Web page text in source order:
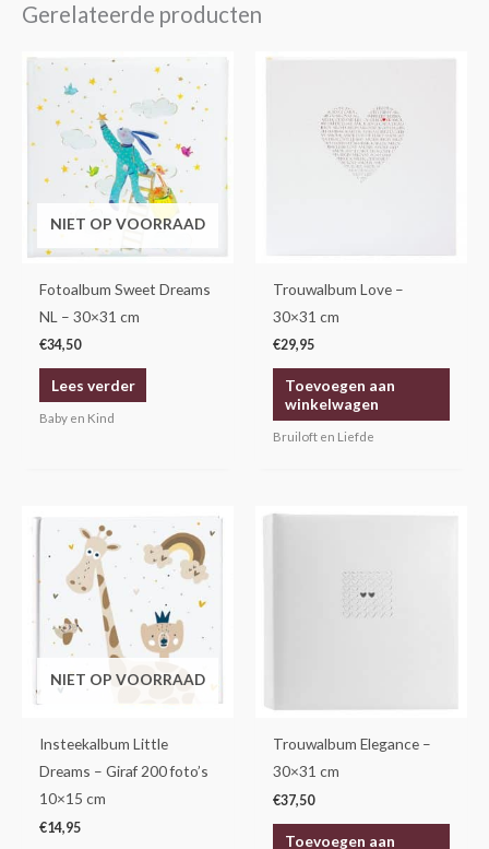
Gerelateerde producten
NIET OP VOORRAAD
Fotoalbum Sweet Dreams
NL – 30×31 cm
€34,50
Lees verder
Baby en Kind
Trouwalbum Love –
30×31 cm
€29,95
Toevoegen aan
winkelwagen
Bruiloft en Liefde
NIET OP VOORRAAD
Insteekalbum Little
Dreams – Giraf 200 foto’s
10×15 cm
€14,95
Trouwalbum Elegance –
30×31 cm
€37,50
Toevoegen aan